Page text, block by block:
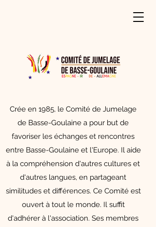
Crée en 1985, le Comité de Jumelage
de Basse-Goulaine a pour but de
favoriser les échanges et rencontres
entre Basse-Goulaine et l'Europe. Il aide
à la compréhension d'autres cultures et
d'autres langues, en partageant
similitudes et différences. ​Ce Comité est
ouvert à tout le monde. Il suffit
d'adhérer à l'association. Ses membres